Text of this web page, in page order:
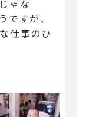
ゃな
ですが、
仕事のひ